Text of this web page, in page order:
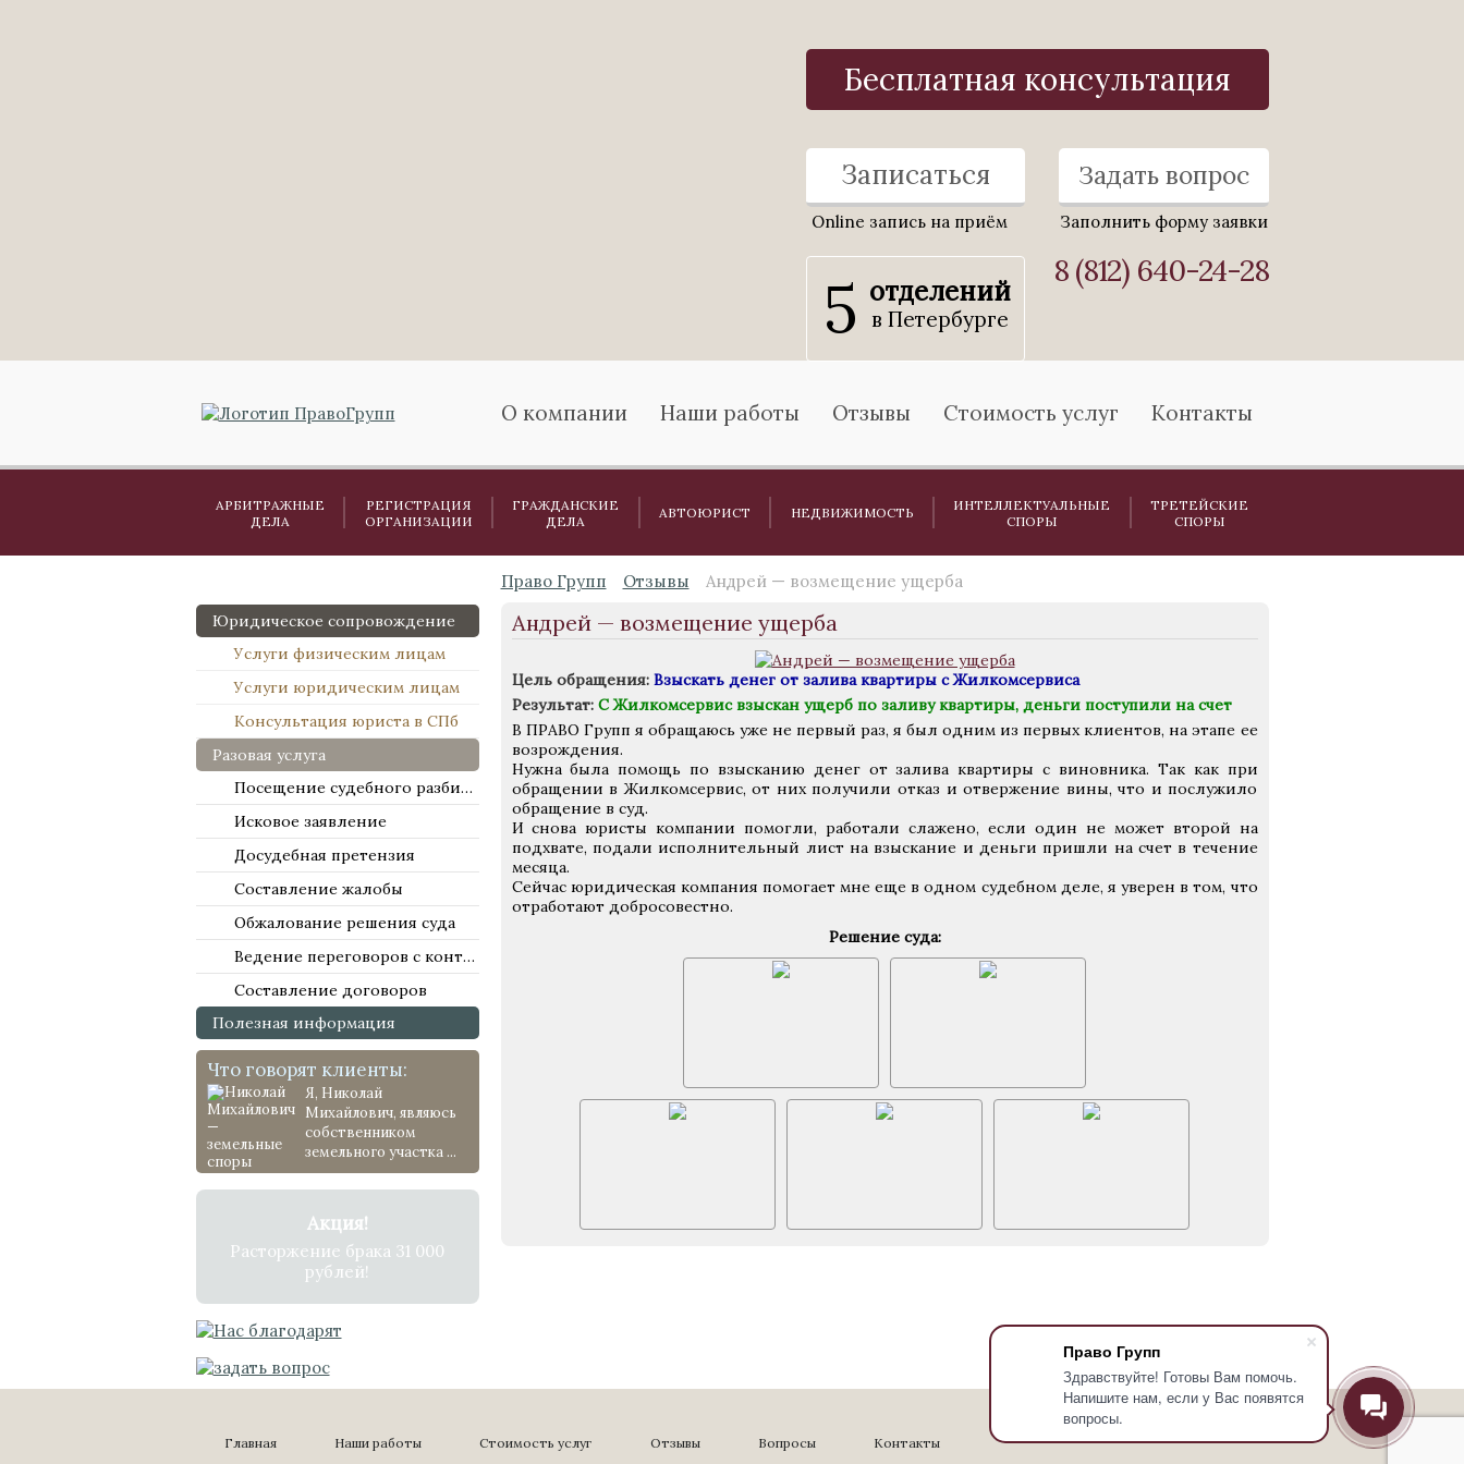
Право Групп
Здравствуйте! Готовы Вам помочь.
Напишите нам, если у Вас появятся
вопросы.
Бесплатная консультация
Записаться
Online запись на приём
Задать вопрос
Заполнить форму заявки
5 отделений
в Петербурге
8 (812) 640-24-28
О компании Наши работы Отзывы Стоимость услуг Контакты
АРБИТРАЖНЫЕ
ДЕЛА
РЕГИСТРАЦИЯ
ОРГАНИЗАЦИИ
ГРАЖДАНСКИЕ
ДЕЛА
АВТОЮРИСТ НЕДВИЖИМОСТЬ
ИНТЕЛЛЕКТУАЛЬНЫЕ
СПОРЫ
ТРЕТЕЙСКИЕ
СПОРЫ
Юридическое сопровождение
Услуги физическим лицам
Услуги юридическим лицам
Консультация юриста в СПб
Разовая услуга
Посещение судебного разбирательства
Исковое заявление
Досудебная претензия
Составление жалобы
Обжалование решения суда
Ведение переговоров с контрагентами
Составление договоров
Полезная информация
Что говорят клиенты:
Я, Николай
Михайлович, являюсь
собственником
земельного участка ...
Акция!
Расторжение брака 31 000
рублей!
Право Групп Отзывы Андрей — возмещение ущерба
Андрей — возмещение ущерба
Цель обращения:Взыскать денег от залива квартиры с Жилкомсервиса
Результат:С Жилкомсервис взыскан ущерб по заливу квартиры, деньги поступили на счет
В ПРАВО Групп я обращаюсь уже не первый раз, я был одним из первых клиентов, на этапе ее
возрождения.
Нужна была помощь по взысканию денег от залива квартиры с виновника. Так как при
обращении в Жилкомсервис, от них получили отказ и отвержение вины, что и послужило
обращение в суд.
И снова юристы компании помогли, работали слажено, если один не может второй на
подхвате, подали исполнительный лист на взыскание и деньги пришли на счет в течение
месяца.
Сейчас юридическая компания помогает мне еще в одном судебном деле, я уверен в том, что
отработают добросовестно.
Решение суда:
Главная Наши работы Стоимость услуг Отзывы Вопросы Контакты